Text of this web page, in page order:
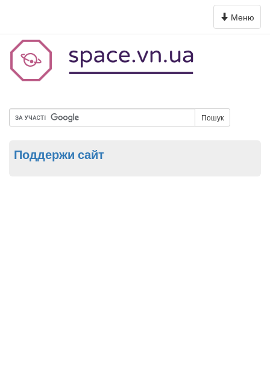
Toggle
navigation
Меню
Пошук
Поддержи сайт